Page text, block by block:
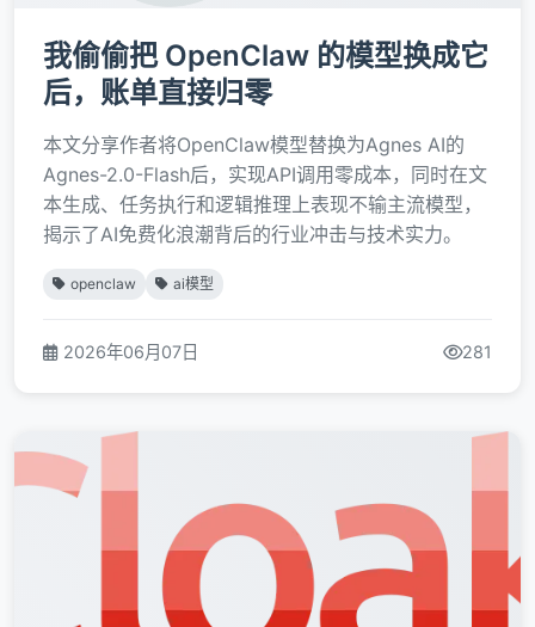
我偷偷把 OpenClaw 的模型换成它
后，账单直接归零
本文分享作者将OpenClaw模型替换为Agnes AI的
Agnes-2.0-Flash后，实现API调用零成本，同时在文
本生成、任务执行和逻辑推理上表现不输主流模型，
揭示了AI免费化浪潮背后的行业冲击与技术实力。
openclaw ai模型
2026年06月07日 281